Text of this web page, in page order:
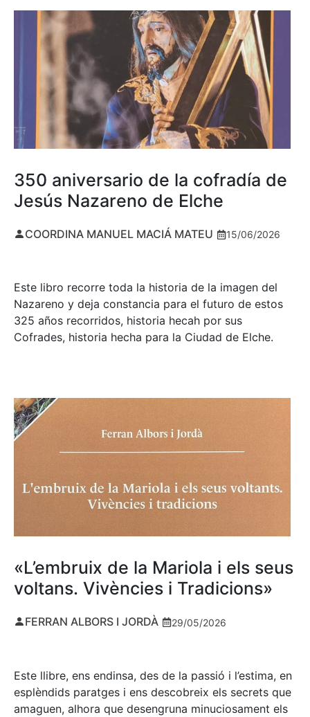
350 aniversario de la cofradía de
Jesús Nazareno de Elche
COORDINA MANUEL MACIÁ MATEU 15/06/2026
Este libro recorre toda la historia de la imagen del
Nazareno y deja constancia para el futuro de estos
325 años recorridos, historia hecah por sus
Cofrades, historia hecha para la Ciudad de Elche.
«L’embruix de la Mariola i els seus
voltans. Vivències i Tradicions»
FERRAN ALBORS I JORDÀ 29/05/2026
Este llibre, ens endinsa, des de la passió i l’estima, en
esplèndids paratges i ens descobreix els secrets que
amaguen, alhora que desengruna minuciosament els